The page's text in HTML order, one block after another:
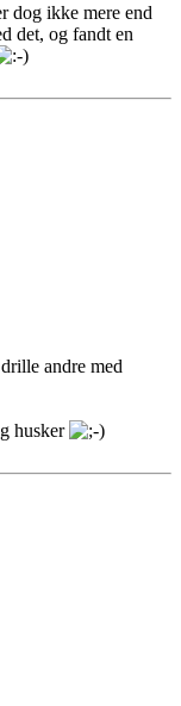
dog ikke mere end
det, og fandt en
andre med
husker